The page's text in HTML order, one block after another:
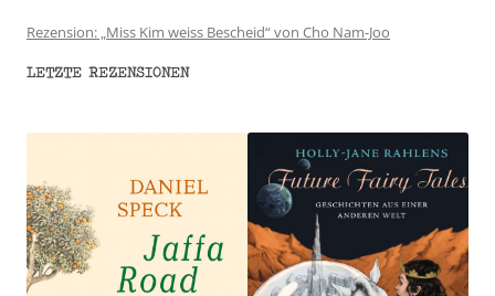
Rezension: „Miss Kim weiss Bescheid“ von Cho Nam-Joo
LETZTE REZENSIONEN